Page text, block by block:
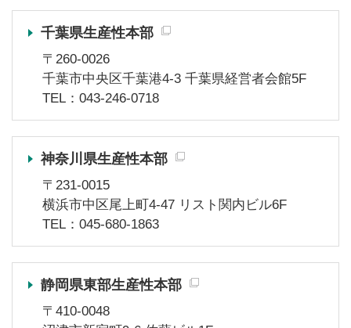
千葉県生産性本部
〒260-0026
千葉市中央区千葉港4-3 千葉県経営者会館5F
TEL：043-246-0718
神奈川県生産性本部
〒231-0015
横浜市中区尾上町4-47 リスト関内ビル6F
TEL：045-680-1863
静岡県東部生産性本部
〒410-0048